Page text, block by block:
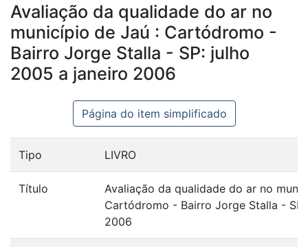
Repositório
Doações/Aquisições
Avaliação da qualidade do ar no
município de Jaú : Cartódromo -
Bairro Jorge Stalla - SP: julho
2005 a janeiro 2006
Página do item simplificado
Tipo LIVRO
Título
Avaliação da qualidade do ar no
Cartódromo - Bairro Jorge Stalla -
2006